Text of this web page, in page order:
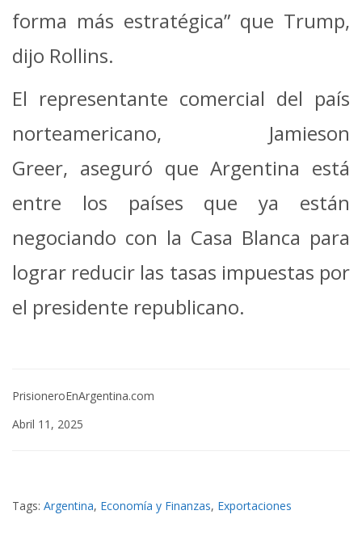
forma más estratégica” que Trump,
dijo Rollins.
El representante comercial del país
norteamericano, Jamieson
Greer, aseguró que Argentina está
entre los países que ya están
negociando con la Casa Blanca para
lograr reducir las tasas impuestas por
el presidente republicano.
PrisioneroEnArgentina.com
Abril 11, 2025
Tags: Argentina, Economía y Finanzas, Exportaciones